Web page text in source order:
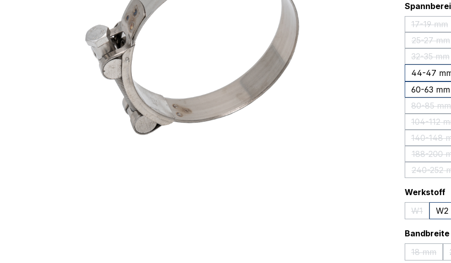
17-19 mm
25-27 mm
32-35 mm
44-47
60-63 mm
80-85 mm
104-112
140-148
188-200
240-252
Werkstoff
W1
(Diese
W2
Bandbreite
18 mm
(Diese